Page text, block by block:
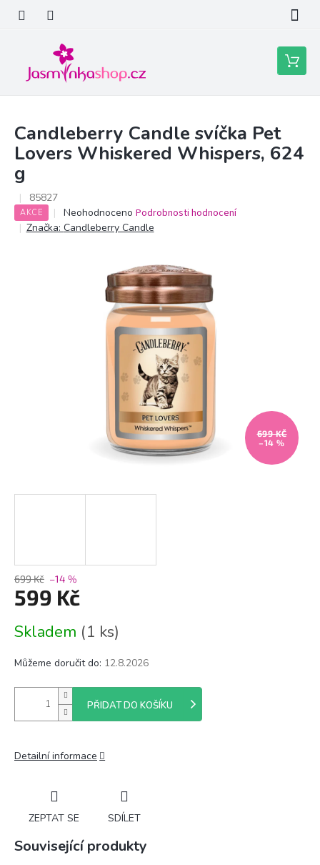
obsah
Nákupní
košík
Candleberry Candle svíčka Pet
Lovers Whiskered Whispers, 624
g
85827
AKCE
Průměrné
hodnocení
Neohodnoceno Podrobnosti hodnocení
Značka: Candleberry Candle
699 KČ
–14 %
699 Kč –14 %
599 Kč
cena:
Skladem (1 ks)
Můžeme doručit do: 12.8.2026
PŘIDAT DO KOŠÍKU
Detailní informace
ZEPTAT SE SDÍLET
Související produkty